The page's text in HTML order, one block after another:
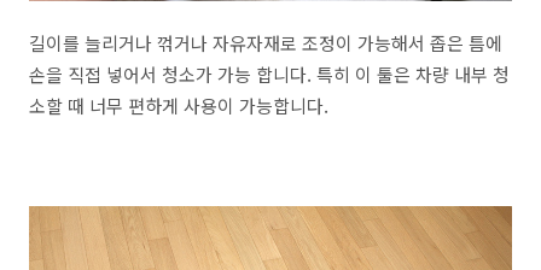
길이를 늘리거나 꺾거나 자유자재로 조정이 가능해서 좁은 틈에
손을 직접 넣어서 청소가 가능 합니다. 특히 이 툴은 차량 내부 청
소할 때 너무 편하게 사용이 가능합니다.